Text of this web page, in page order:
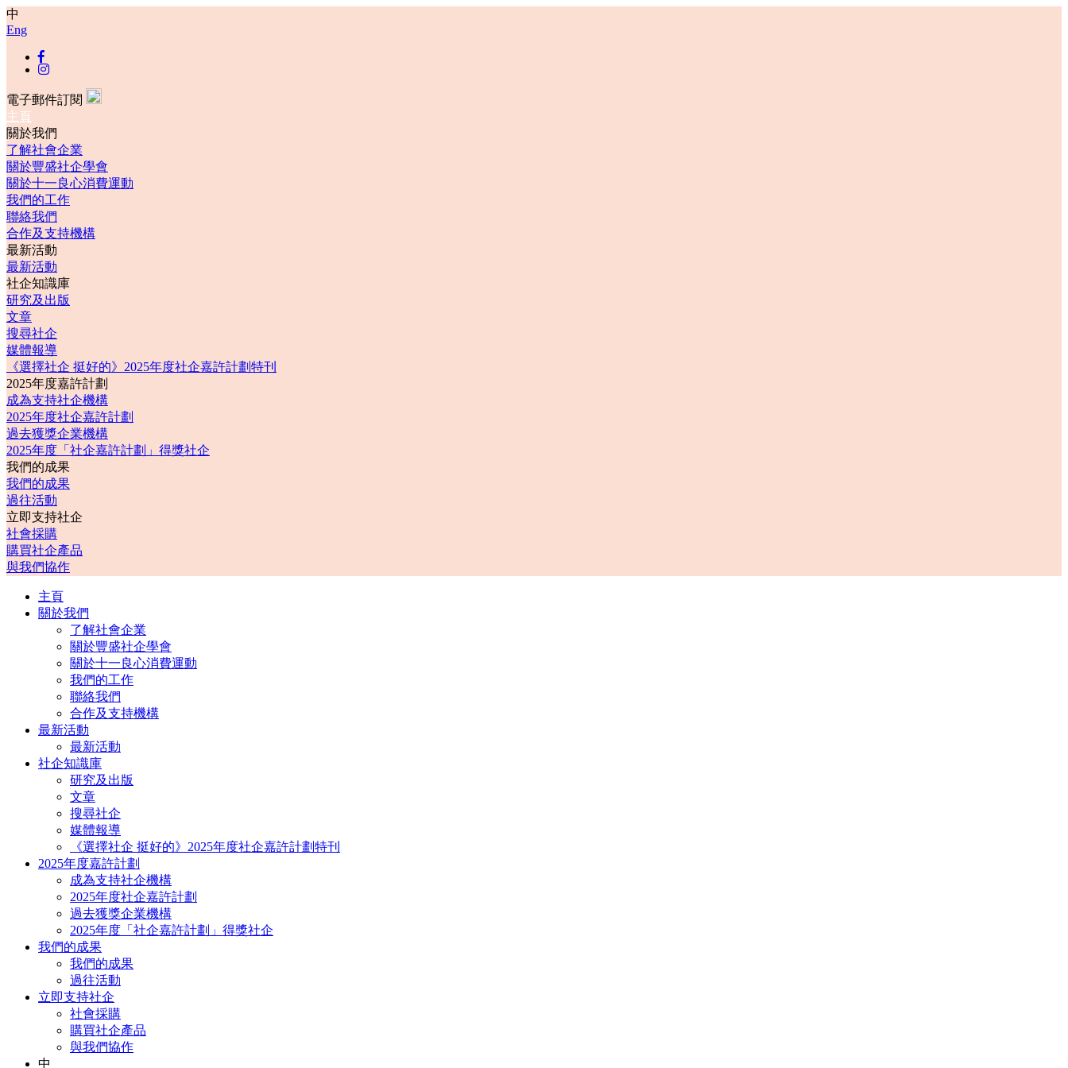
中
Eng
電子郵件訂閱
主頁
關於我們
了解社會企業
關於豐盛社企學會
關於十一良心消費運動
我們的工作
聯絡我們
合作及支持機構
最新活動
最新活動
社企知識庫
研究及出版
文章
搜尋社企
媒體報導
《選擇社企 挺好的》2025年度社企嘉許計劃特刊
2025年度嘉許計劃
成為支持社企機構
2025年度社企嘉許計劃
過去獲獎企業機構
2025年度「社企嘉許計劃」得獎社企
我們的成果
我們的成果
過往活動
立即支持社企
社會採購
購買社企產品
與我們協作
主頁
關於我們
了解社會企業
關於豐盛社企學會
關於十一良心消費運動
我們的工作
聯絡我們
合作及支持機構
最新活動
最新活動
社企知識庫
研究及出版
文章
搜尋社企
媒體報導
《選擇社企 挺好的》2025年度社企嘉許計劃特刊
2025年度嘉許計劃
成為支持社企機構
2025年度社企嘉許計劃
過去獲獎企業機構
2025年度「社企嘉許計劃」得獎社企
我們的成果
我們的成果
過往活動
立即支持社企
社會採購
購買社企產品
與我們協作
中